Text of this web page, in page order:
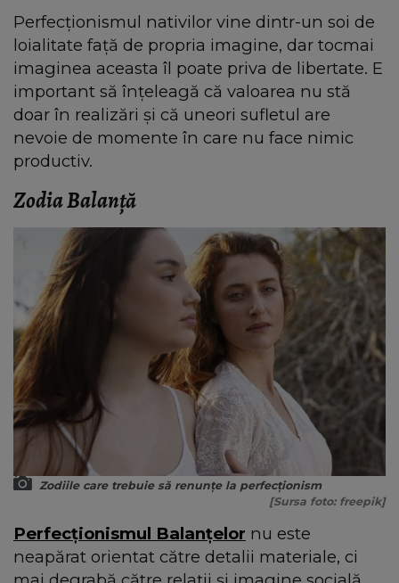
Perfecționismul nativilor vine dintr-un soi de
loialitate față de propria imagine, dar tocmai
imaginea aceasta îl poate priva de libertate. E
important să înțeleagă că valoarea nu stă
doar în realizări și că uneori sufletul are
nevoie de momente în care nu face nimic
productiv.
Zodia Balanță
Zodiile care trebuie să renunțe la perfecționism
[Sursa foto: freepik]
Perfecționismul Balanțelor nu este
neapărat orientat către detalii materiale, ci